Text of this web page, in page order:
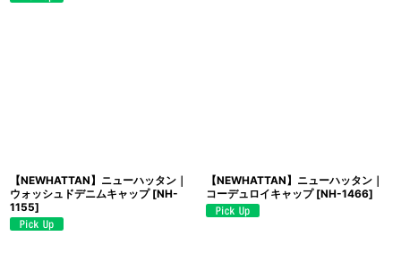
【NEWHATTAN】ニューハッタン｜
ウォッシュドデニムキャップ [NH-
1155]
【NEWHATTAN】ニューハッタン｜
コーデュロイキャップ [NH-1466]